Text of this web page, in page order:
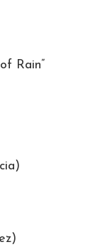
Rain”